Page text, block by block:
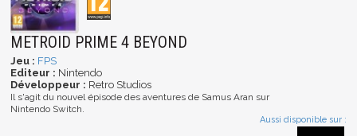
METROID PRIME 4 BEYOND
Jeu : FPS
Editeur : Nintendo
Développeur : Retro Studios
Il s'agit du nouvel épisode des aventures de Samus Aran sur
Nintendo Switch.
Aussi disponible sur :